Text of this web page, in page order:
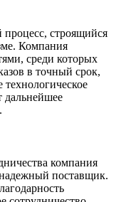
строящийся
Компания
среди которых
в точный срок,
технологическое
компания
поставщик.